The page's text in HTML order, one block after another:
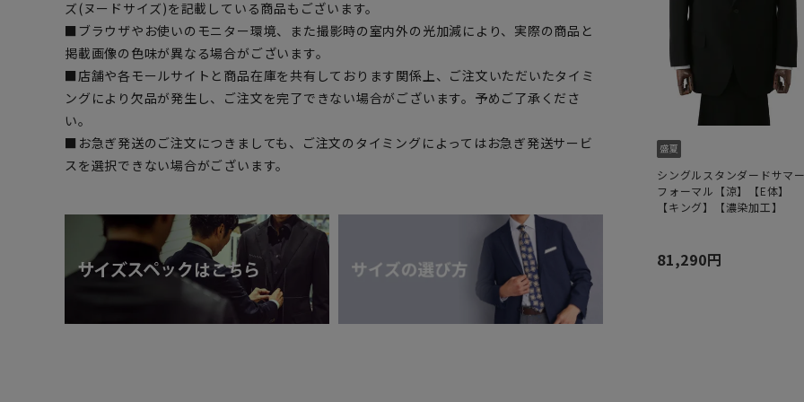
ズ(ヌードサイズ)を記載している商品もございます。
■ブラウザやお使いのモニター環境、また撮影時の室内外の光加減により、実際の商品と
掲載画像の色味が異なる場合がございます。
■店舗や各モールサイトと商品在庫を共有しております関係上、ご注文いただいたタイミ
ングにより欠品が発生し、ご注文を完了できない場合がございます。予めご了承くださ
い。
■お急ぎ発送のご注文につきましても、ご注文のタイミングによってはお急ぎ発送サービ
スを選択できない場合がございます。
シングルスタンダードサマ
フォーマル【涼】【E体】
【キング】【濃染加工】
81,290円